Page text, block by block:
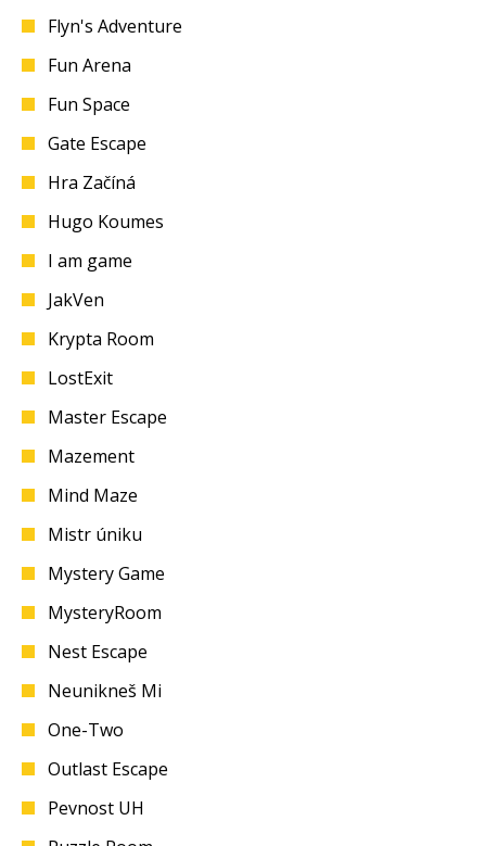
Flyn's Adventure
Fun Arena
Fun Space
Gate Escape
Hra Začíná
Hugo Koumes
I am game
JakVen
Krypta Room
LostExit
Master Escape
Mazement
Mind Maze
Mistr úniku
Mystery Game
MysteryRoom
Nest Escape
Neunikneš Mi
One-Two
Outlast Escape
Pevnost UH